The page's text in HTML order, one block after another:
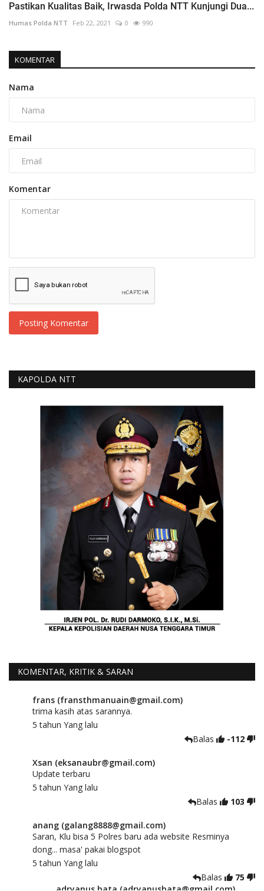
Pastikan Kualitas Baik, Irwasda Polda NTT Kunjungi Dua...
Humas Polda NTT Feb 22, 2021 0 990
KOMENTAR
Nama
Email
Komentar
Posting Komentar
KAPOLDA NTT
KOMENTAR, KRITIK & SARAN
frans (fransthmanuain@gmail.com)
trima kasih atas sarannya.
5 tahun Yang lalu
Balas
-112
Xsan (eksanaubr@gmail.com)
Update terbaru
5 tahun Yang lalu
Balas
103
anang (galang8888@gmail.com)
Saran, Klu bisa 5 Polres baru ada website Resminya
dong... masa' pakai blogspot
5 tahun Yang lalu
Balas
75